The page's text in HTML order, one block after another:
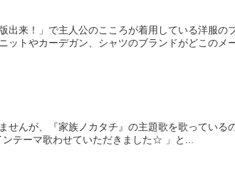
出来！」で主人公のこころが着用している洋服
トやカーデガン、シャツのブランドがどこのメ
せんが、『家族ノカタチ』の主題歌を歌ってい
テーマ歌わせていただきました☆ 」と...